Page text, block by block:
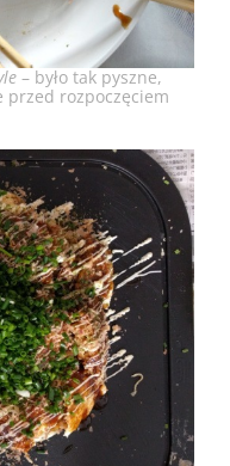
– było tak pyszne,
przed rozpoczęciem